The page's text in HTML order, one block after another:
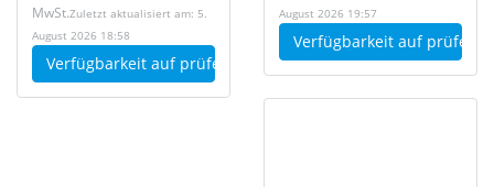
MwSt.Zuletzt aktualisiert am: 5.
August 2026 18:58
Verfügbarkeit auf prüfen
August 2026 19:57
Verfügbarkeit auf prüfen